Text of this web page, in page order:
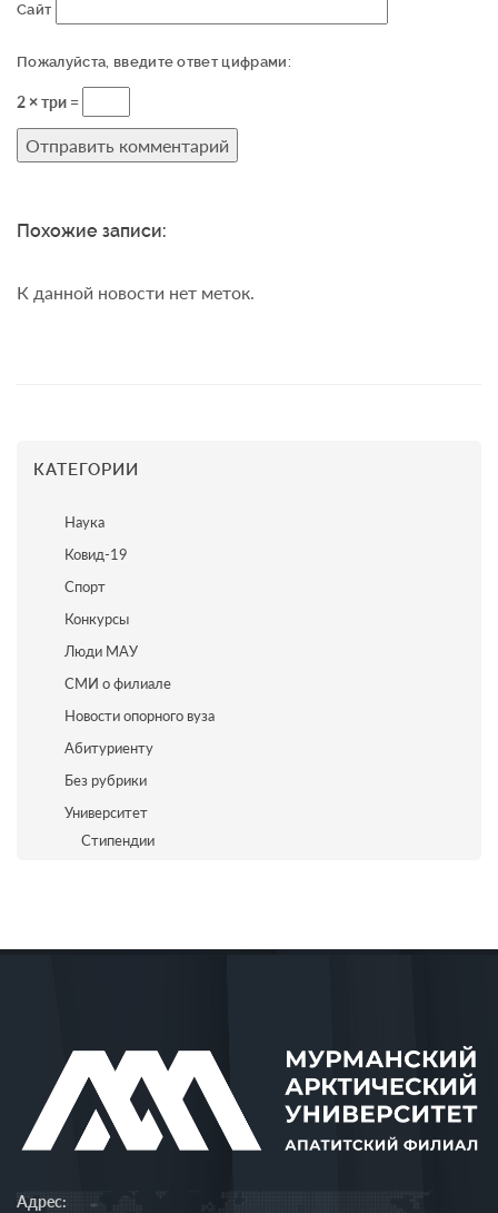
Сайт
Пожалуйста, введите ответ цифрами:
2 × три =
Похожие записи:
К данной новости нет меток.
КАТЕГОРИИ
Наука
Ковид-19
Спорт
Конкурсы
Люди МАУ
СМИ о филиале
Новости опорного вуза
Абитуриенту
Без рубрики
Университет
Стипендии
Адрес: